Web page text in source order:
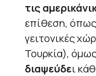
τις
επίθεση, όπως
γειτονικές
Τουρκία),
διαψεύδει